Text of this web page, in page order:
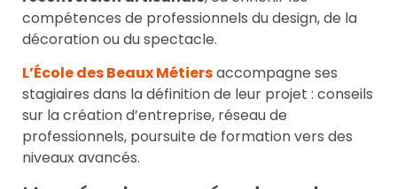
compétences de professionnels du design, de la
décoration ou du spectacle.
L’École des Beaux Métiersaccompagne ses
stagiaires dans la définition de leur projet : conseils
sur la création d’entreprise, réseau de
professionnels, poursuite de formation vers des
niveaux avancés.